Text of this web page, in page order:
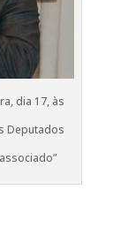
dia 17, às
Deputados